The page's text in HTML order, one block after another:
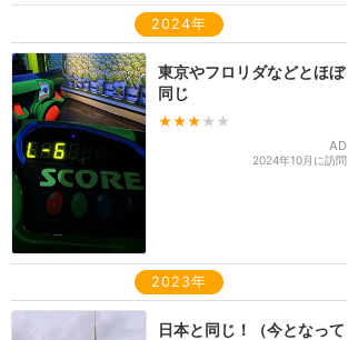
2024年
東京やフロリダなどとほぼ
同じ
★★★ ★★
AD
2024年10月に訪問
2023年
日本と同じ！（今となって